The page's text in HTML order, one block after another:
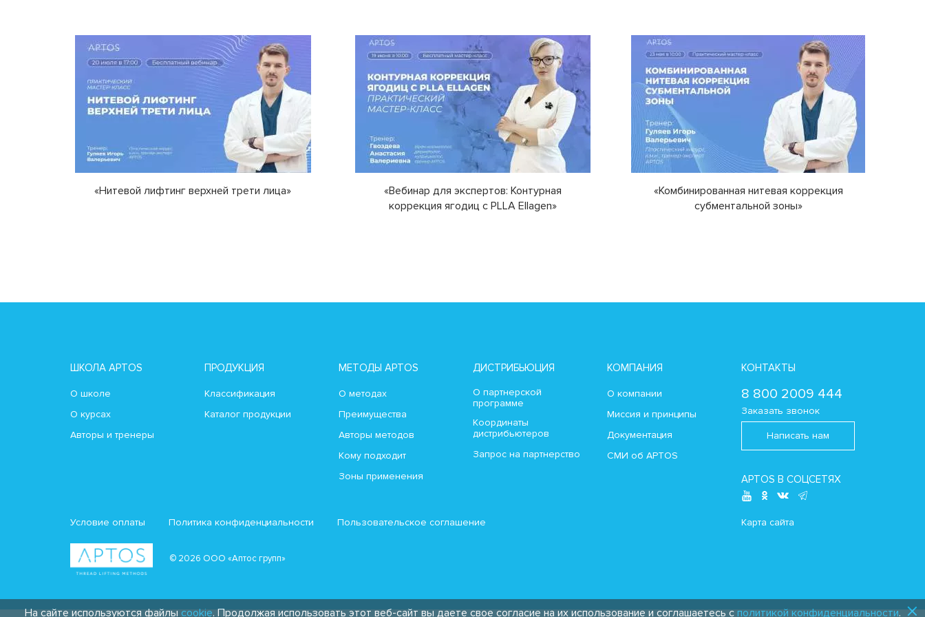
«Нитевой лифтинг верхней трети лица»
«Вебинар для экспертов: Контурная
коррекция ягодиц с PLLA Ellagen»
«Комбинированная нитевая коррекция
субментальной зоны»
ШКОЛА APTOS
О школе
О курсах
Авторы и тренеры
ПРОДУКЦИЯ
Классификация
Каталог продукции
МЕТОДЫ APTOS
О методах
Преимущества
Авторы методов
Кому подходит
Зоны применения
ДИСТРИБЬЮЦИЯ
О партнерской
программе
Координаты
дистрибьютеров
Запрос на партнерство
КОМПАНИЯ
О компании
Миссия и принципы
Документация
СМИ об APTOS
КОНТАКТЫ
8 800 2009 444
Заказать звонок
Написать нам
APTOS В СОЦСЕТЯХ
Карта сайта
Условие оплаты Политика конфиденциальности Пользовательское соглашение
© 2026 ООО «Аптос групп»
На сайте используются файлыcookie. Продолжая использовать этот веб-сайт вы даете свое согласие на их использование и соглашаетесь сполитикой конфиденциальности.